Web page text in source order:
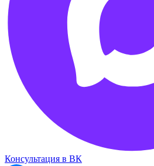
Консультация в ВК